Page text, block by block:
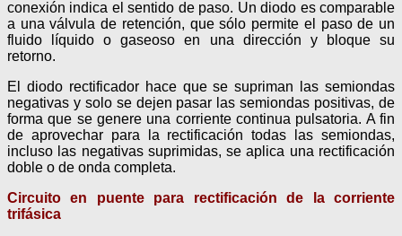
conexión indica el sentido de paso. Un diodo es comparable
a una válvula de retención, que sólo permite el paso de un
fluido líquido o gaseoso en una dirección y bloque su
retorno.
El diodo rectificador hace que se supriman las semiondas
negativas y solo se dejen pasar las semiondas positivas, de
forma que se genere una corriente continua pulsatoria. A fin
de aprovechar para la rectificación todas las semiondas,
incluso las negativas suprimidas, se aplica una rectificación
doble o de onda completa.
Circuito en puente para rectificación de la corriente
trifásica